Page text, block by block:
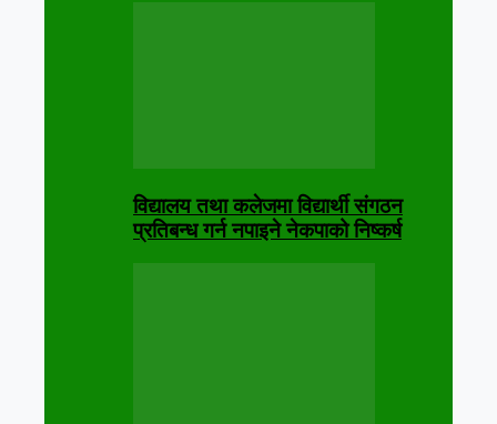
विद्यालय तथा कलेजमा विद्यार्थी संगठन
प्रतिबन्ध गर्न नपाइने नेकपाको निष्कर्ष